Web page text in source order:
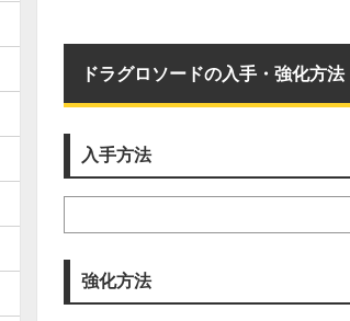
ドラグロソードの入手・強化方法
入手方法
強化方法